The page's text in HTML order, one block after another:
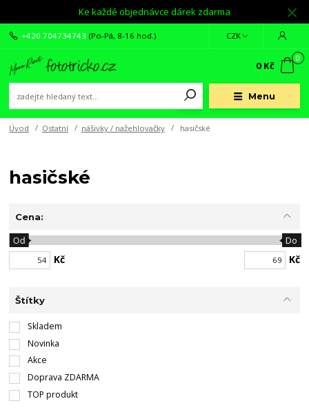
Ke každé objednávce dárek zdarma
Menu
CZK
+420 704734743 (Po-Pá, 8-16 hod.)
0
0 Kč
Úvod Ostatní nášivky / nažehlovačky hasičské
hasičské
Cena:
Kč
Od Do
Kč
Štítky
Skladem
Novinka
Akce
Doprava ZDARMA
TOP produkt